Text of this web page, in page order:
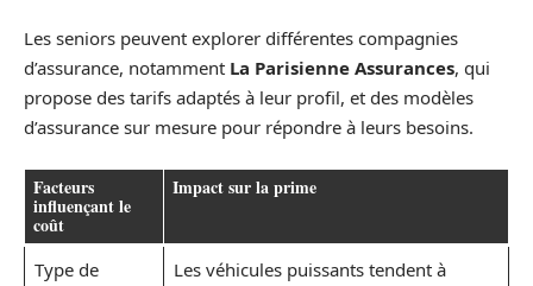
Les seniors peuvent explorer différentes compagnies
d’assurance, notamment La Parisienne Assurances, qui
propose des tarifs adaptés à leur profil, et des modèles
d’assurance sur mesure pour répondre à leurs besoins.
Facteurs
influençant le
coût
Impact sur la prime
Type de
Les véhicules puissants tendent à